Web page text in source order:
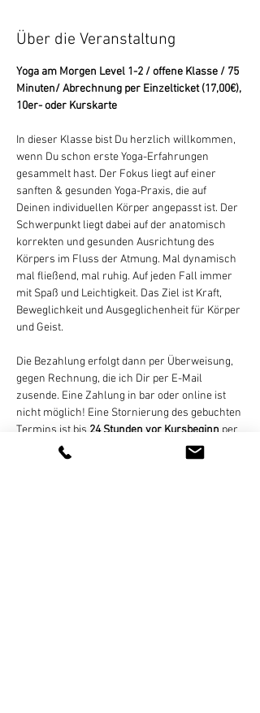
Über die Veranstaltung
Yoga am Morgen Level 1-2 / offene Klasse / 75
Minuten/ Abrechnung per Einzelticket (17,00€),
10er- oder Kurskarte
In dieser Klasse bist Du herzlich willkommen,
wenn Du schon erste Yoga-Erfahrungen
gesammelt hast. Der Fokus liegt auf einer
sanften & gesunden Yoga-Praxis, die auf
Deinen individuellen Körper angepasst ist. Der
Schwerpunkt liegt dabei auf der anatomisch
korrekten und gesunden Ausrichtung des
Körpers im Fluss der Atmung. Mal dynamisch
mal fließend, mal ruhig. Auf jeden Fall immer
mit Spaß und Leichtigkeit. Das Ziel ist Kraft,
Beweglichkeit und Ausgeglichenheit für Körper
und Geist.
Die Bezahlung erfolgt dann per Überweisung,
gegen Rechnung, die ich Dir per E-Mail
zusende. Eine Zahlung in bar oder online ist
nicht möglich! Eine Stornierung des gebuchten
Termins ist bis 24 Stunden vor Kursbeginn per
E-Mail, WhatsApp (bitte keine
Sprachnachrichten), SMS, oder Telefon